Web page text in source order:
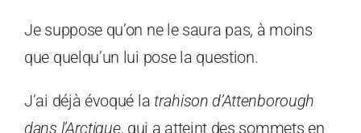
Je suppose qu’on ne le saura pas, à moins
que quelqu’un lui pose la question.
J’ai déjà évoqué la trahison d’Attenborough
dans l’Arctique, qui a atteint des sommets en